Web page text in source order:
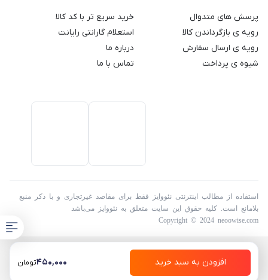
افزودن به سبد خرید 450,000تومان
پرسش های متدوال
رویه ی بازگرداندن کالا
رویه ی ارسال سفارش
شیوه ی پرداخت
خرید سریع تر با کد کالا
استعلام گارانتی رایانت
درباره ما
تماس با ما
استفاده از مطالب اینترنتی نئووایز فقط برای مقاصد غیرتجاری و با ذکر منبع
بلامانع است. کلیه حقوق این سایت متعلق به نئووایز می‌باشد
Copyright © 2024 neoowise.com